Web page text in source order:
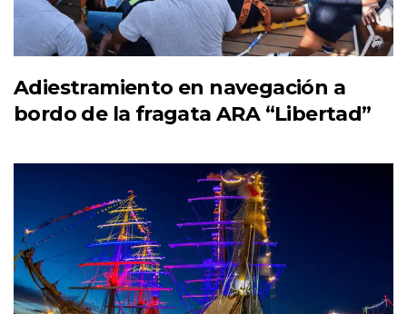
Adiestramiento en navegación a
bordo de la fragata ARA “Libertad”